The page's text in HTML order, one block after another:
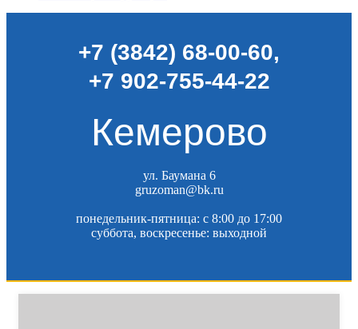
+7 (3842) 68-00-60,
+7 902-755-44-22
Кемерово
ул. Баумана 6
gruzoman@bk.ru
понедельник-пятница: c 8:00 до 17:00
суббота, воскресенье: выходной